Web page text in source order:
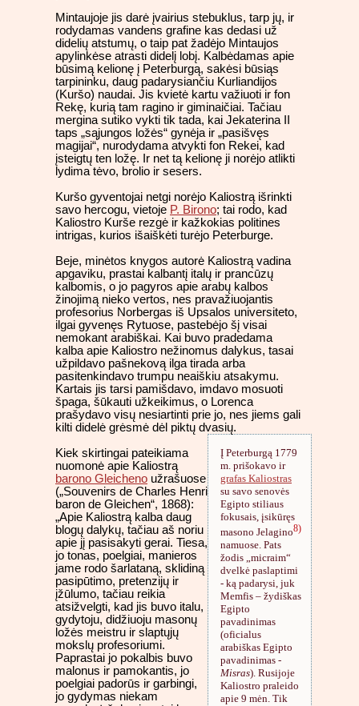
Mintaujoje jis darė įvairius stebuklus, tarp jų, ir
rodydamas vandens grafine kas dedasi už
didelių atstumų, o taip pat žadėjo Mintaujos
apylinkėse atrasti didelį lobį. Kalbėdamas apie
būsimą kelionę į Peterburgą, sakėsi būsiąs
tarpininku, daug padarysiančiu Kurliandijos
(Kuršo) naudai. Jis kvietė kartu važiuoti ir fon
Rekę, kurią tam ragino ir giminaičiai. Tačiau
mergina sutiko vykti tik tada, kai Jekaterina II
taps „sąjungos ložės“ gynėja ir „pasišvęs
magijai“, nurodydama atvykti fon Rekei, kad
įsteigtų ten ložę. Ir net tą kelionę ji norėjo atlikti
lydima tėvo, brolio ir sesers.
Kuršo gyventojai netgi norėjo Kaliostrą išrinkti
savo hercogu, vietoje P. Birono; tai rodo, kad
Kaliostro Kurše rezgė ir kažkokias politines
intrigas, kurios išaiškėti turėjo Peterburge.
Beje, minėtos knygos autorė Kaliostrą vadina
apgaviku, prastai kalbantį italų ir prancūzų
kalbomis, o jo pagyros apie arabų kalbos
žinojimą nieko vertos, nes pravažiuojantis
profesorius Norbergas iš Upsalos universiteto,
ilgai gyvenęs Rytuose, pastebėjo šį visai
nemokant arabiškai. Kai buvo pradedama
kalba apie Kaliostro nežinomus dalykus, tasai
užpildavo pašnekovą ilga tirada arba
pasitenkindavo trumpu neaiškiu atsakymu.
Kartais jis tarsi pamišdavo, imdavo mosuoti
špaga, šūkauti užkeikimus, o Lorenca
prašydavo visų nesiartinti prie jo, nes jiems gali
kilti didelė grėsmė dėl piktų dvasių.
Į Peterburgą 1779
m. prišokavo ir
grafas Kaliostras
su savo senovės
Egipto stiliaus
fokusais, įsikūręs
masono Jelagino8)
namuose. Pats
žodis „micraim“
dvelkė paslaptimi
- ką padarysi, juk
Memfis – žydiškas
Egipto
pavadinimas
(oficialus
arabiškas Egipto
pavadinimas -
Misras). Rusijoje
Kaliostro praleido
apie 9 mėn. Tik
Kiek skirtingai pateikiama
nuomonė apie Kaliostrą
barono Gleicheno užrašuose
(„Souvenirs de Charles Henri
baron de Gleichen“, 1868):
„Apie Kaliostrą kalba daug
blogų dalykų, tačiau aš noriu
apie jį pasisakyti gerai. Tiesa,
jo tonas, poelgiai, manieros
jame rodo šarlataną, sklidiną
pasipūtimo, pretenzijų ir
įžūlumo, tačiau reikia
atsižvelgti, kad jis buvo italu,
gydytoju, didžiuoju masonų
ložės meistru ir slaptųjų
mokslų profesoriumi.
Paprastai jo pokalbis buvo
malonus ir pamokantis, jo
poelgiai padorūs ir garbingi,
jo gydymas niekam